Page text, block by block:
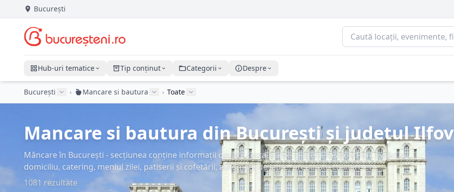
București
Hub-uri tematice Tip conținut Categorii Despre
București › Mancare si bautura › Toate
Mancare si bautura din București și județul Ilfov
Mâncare în București - secțiunea conține informații despre restaurante, pizzerii, fastfood-uri, livrări la
domiciliu, catering, meniul zilei, patiserii și cofetării, automate de lapte, preparate culinare etc.
1081 rezultate